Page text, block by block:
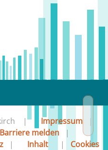
| Impressum |
Barriere melden |
| Inhalt | Cookies